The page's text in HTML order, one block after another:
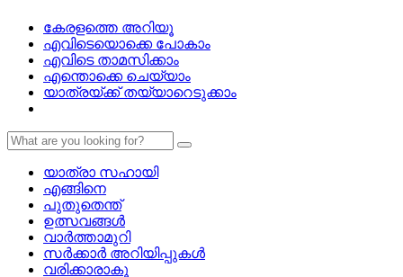
കേരളത്തെ അറിയൂ
എവിടെയൊക്കെ പോകാം
എവിടെ താമസിക്കാം
എന്തൊക്കെ ചെയ്യാം
യാത്രയ്ക്ക് തയ്യാറെടുക്കാം
യാത്രാ സഹായി
എങ്ങിനെ
പുതുതെന്ത്
ഉത്സവങ്ങള്‍
വാര്‍ത്താമുറി
സര്‍ക്കാര്‍ അറിയിപ്പുകള്‍
വരിക്കാരാകൂ